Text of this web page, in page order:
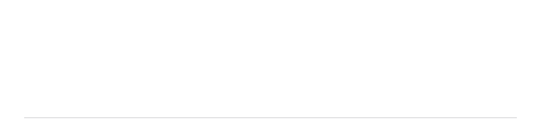
採用情報